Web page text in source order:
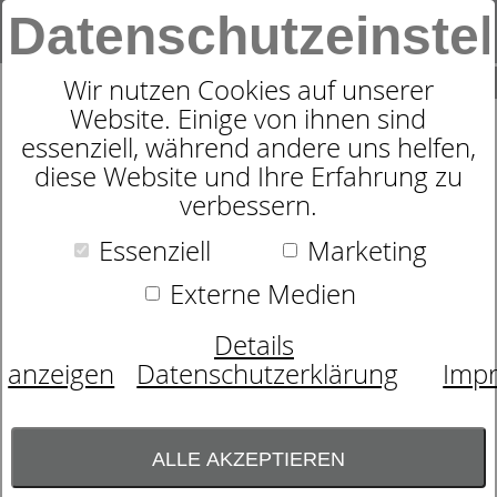
Wir nutzen Cookies auf unserer
Website. Einige von ihnen sind
essenziell, während andere uns helfen,
diese Website und Ihre Erfahrung zu
verbessern.
Essenziell
Marketing
Externe Medien
Details
anzeigen
Datenschutzerklärung
ALLE AKZEPTIEREN
SUCHE
0
TASCHENFEDERKERN-
MATRATZE IMPRESSION T